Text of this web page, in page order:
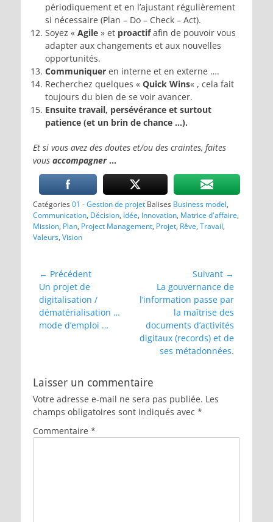
périodiquement et en l’ajustant régulièrement
si nécessaire (Plan – Do – Check – Act).
Soyez « Agile » et proactifafin de pouvoir vous
adapter aux changements et aux nouvelles
opportunités.
Communiquer en interne et en externe ….
Recherchez quelques « Quick Wins« , cela fait
toujours du bien de se voir avancer.
Ensuite travail, persévérance et surtout
patience (et un brin de chance …).
Et si vous avez des doutes et/ou des craintes, faites
vous accompagner…
Catégories01 - Gestion de projet Balises Business model,
Communication, Décision, Idée, Innovation, Matrice d'affaire,
Mission, Plan, Project Management, Projet, Rêve, Travail,
Valeurs, Vision
Navigation
de
l’article
← Précédent
Article
précédent :
Un projet de
digitalisation /
dématérialisation …
mode d’emploi …
Suivant →
Article
suivant :
La gouvernance de
l’information passe par
la maîtrise des
documents d’activités
digitaux (records) et de
ses métadonnées.
Laisser un commentaire
Votre adresse e-mail ne sera pas publiée. Les
champs obligatoires sont indiqués avec *
Commentaire *